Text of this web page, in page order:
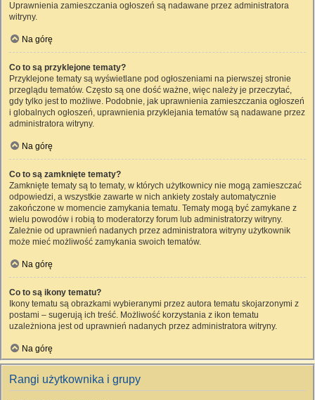
Uprawnienia zamieszczania ogłoszeń są nadawane przez administratora
witryny.
Na górę
Co to są przyklejone tematy?
Przyklejone tematy są wyświetlane pod ogłoszeniami na pierwszej stronie
przeglądu tematów. Często są one dość ważne, więc należy je przeczytać,
gdy tylko jest to możliwe. Podobnie, jak uprawnienia zamieszczania ogłoszeń
i globalnych ogłoszeń, uprawnienia przyklejania tematów są nadawane przez
administratora witryny.
Na górę
Co to są zamknięte tematy?
Zamknięte tematy są to tematy, w których użytkownicy nie mogą zamieszczać
odpowiedzi, a wszystkie zawarte w nich ankiety zostały automatycznie
zakończone w momencie zamykania tematu. Tematy mogą być zamykane z
wielu powodów i robią to moderatorzy forum lub administratorzy witryny.
Zależnie od uprawnień nadanych przez administratora witryny użytkownik
może mieć możliwość zamykania swoich tematów.
Na górę
Co to są ikony tematu?
Ikony tematu są obrazkami wybieranymi przez autora tematu skojarzonymi z
postami – sugerują ich treść. Możliwość korzystania z ikon tematu
uzależniona jest od uprawnień nadanych przez administratora witryny.
Na górę
Rangi użytkownika i grupy